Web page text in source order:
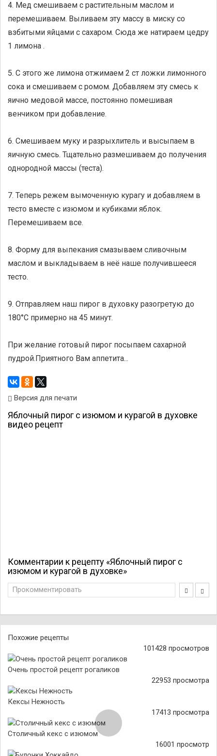
4. Мед смешиваем с растительным маслом и
перемешиваем. Выливаем эту массу в миску со
взбитыми яйцами с сахаром. Сюда же натираем цедру
1 лимона .
5. С этого же лимона отжимаем 2 ст ложки лимонного
сока и смешиваем с ромом. Добавляем эту смесь к
яично медовой массе, постоянно помешивая
венчиком при добавление.
6. Смешиваем муку и разрыхлитель и высыпаем в
яичную смесь. Тщательно размешиваем до получения
однородной массы (теста).
7. Теперь режем вымоченную курагу и добавляем в
тесто вместе с изюмом и кубиками яблок.
Перемешиваем все.
8. Форму для выпекания смазываем сливочным
маслом и выкладываем в неё наше получившееся
тесто.
9. Отправляем наш пирог в духовку разогретую до
180°С примерно на 45 минут.
При желание готовый пирог посыпаем сахарной
пудрой.Приятного Вам аппетита...
Версия для печати
Яблочный пирог с изюмом и курагой в духовке
видео рецепт
Комментарии к рецепту «Яблочный пирог с
изюмом и курагой в духовке»
Прокомментировать
Похожие рецепты
101428 просмотров
Очень простой рецепт рогаликов
22953 просмотра
Кексы Нежность
17413 просмотра
Столичный кекс с изюмом
16001 просмотр